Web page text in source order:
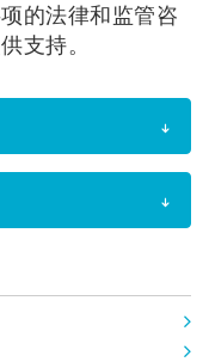
的法律和监管咨
支持。